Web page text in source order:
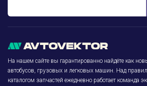
На нашем сайте вы гарантированно найдёте как
автобусов, грузовых и легковых машин. Над
каталогом запчастей ежедневно работает команда